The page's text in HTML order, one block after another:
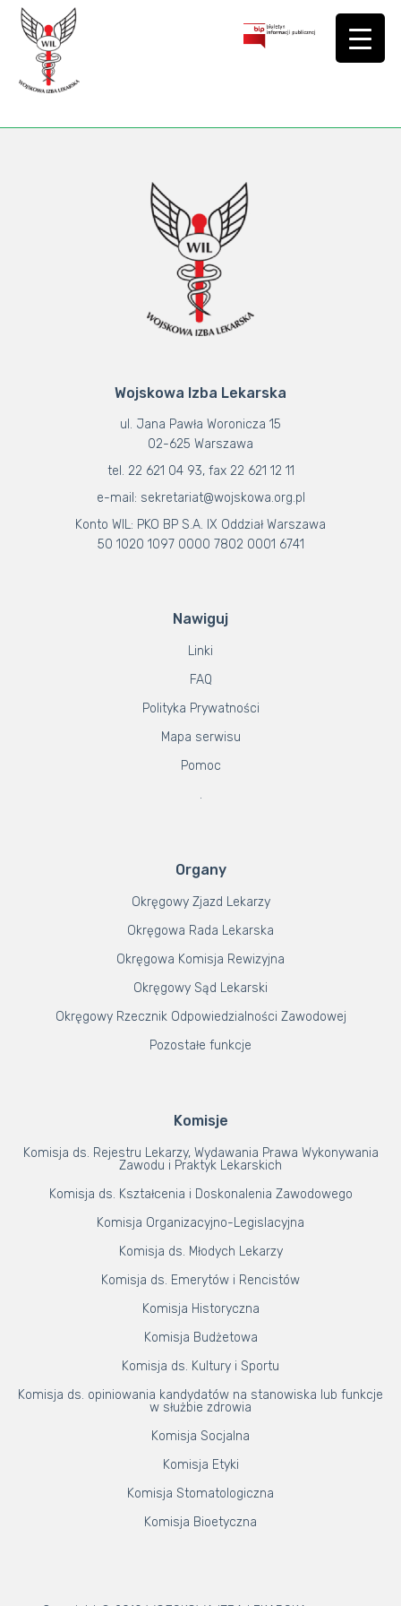
Wojskowa Izba Lekarska
ul. Jana Pawła Woronicza 15
02-625 Warszawa
tel. 22 621 04 93, fax 22 621 12 11
e-mail: sekretariat@wojskowa.org.pl
Konto WIL: PKO BP S.A. IX Oddział Warszawa
50 1020 1097 0000 7802 0001 6741
Nawiguj
Linki
FAQ
Polityka Prywatności
Mapa serwisu
Pomoc
.
Organy
Okręgowy Zjazd Lekarzy
Okręgowa Rada Lekarska
Okręgowa Komisja Rewizyjna
Okręgowy Sąd Lekarski
Okręgowy Rzecznik Odpowiedzialności Zawodowej
Pozostałe funkcje
Komisje
Komisja ds. Rejestru Lekarzy, Wydawania Prawa Wykonywania
Zawodu i Praktyk Lekarskich
Komisja ds. Kształcenia i Doskonalenia Zawodowego
Komisja Organizacyjno-Legislacyjna
Komisja ds. Młodych Lekarzy
Komisja ds. Emerytów i Rencistów
Komisja Historyczna
Komisja Budżetowa
Komisja ds. Kultury i Sportu
Komisja ds. opiniowania kandydatów na stanowiska lub funkcje
w służbie zdrowia
Komisja Socjalna
Komisja Etyki
Komisja Stomatologiczna
Komisja Bioetyczna